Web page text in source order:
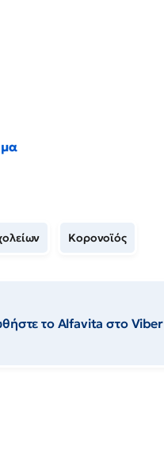
Κορονοϊός
το Αlfavita στο Viber